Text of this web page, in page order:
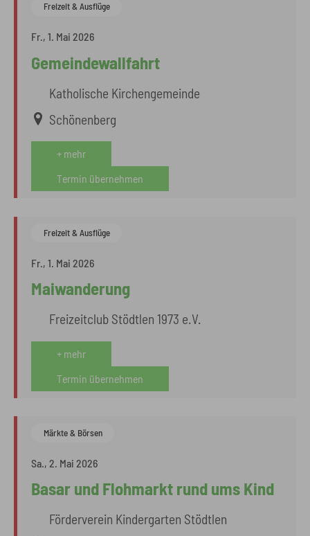
Fr., 1. Mai 2026
Gemeindewallfahrt
Katholische Kirchengemeinde
Schönenberg
+ mehr
Termin übernehmen
Freizeit & Ausflüge
Fr., 1. Mai 2026
Maiwanderung
Freizeitclub Stödtlen 1973 e.V.
+ mehr
Termin übernehmen
Freizeit & Ausflüge
Sa., 2. Mai 2026
Basar und Flohmarkt rund ums Kind
Förderverein Kindergarten Stödtlen
Märkte & Börsen